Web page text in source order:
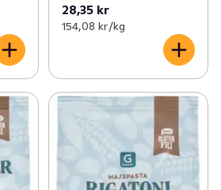
28,35 kr
154,08 kr /kg